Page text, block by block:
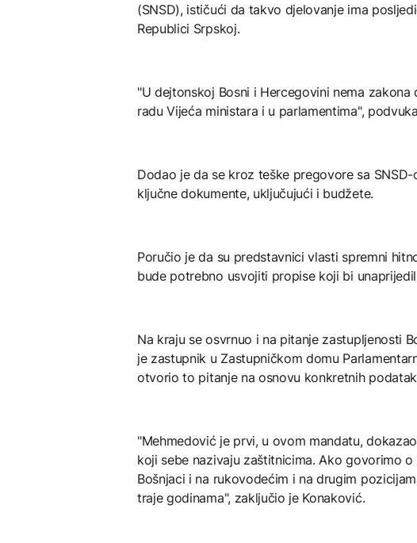
(SNSD), ističući da takvo djelovanje ima
Republici Srpskoj.
"U dejtonskoj Bosni i Hercegovini nema
radu Vijeća ministara i u parlamentima",
Dodao je da se kroz teške pregovore sa
ključne dokumente, uključujući i budžete.
Poručio je da su predstavnici vlasti spremni
bude potrebno usvojiti propise koji bi
Na kraju se osvrnuo i na pitanje zastupljenosti
je zastupnik u Zastupničkom domu
otvorio to pitanje na osnovu konkretnih
"Mehmedović je prvi, u ovom mandatu,
koji sebe nazivaju zaštitnicima. Ako govorimo
Bošnjaci i na rukovodećim i na drugim
traje godinama", zaključio je Konaković.